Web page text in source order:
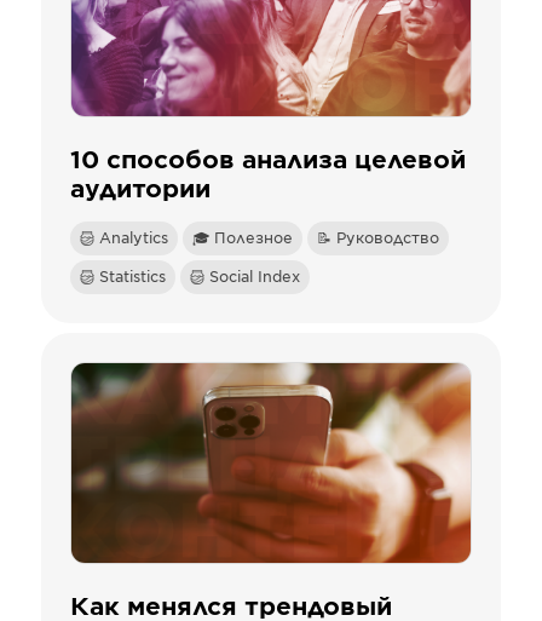
10 способов анализа целевой
аудитории
Analytics 🎓 Полезное 📝 Руководство
Statistics Social Index
Как менялся трендовый